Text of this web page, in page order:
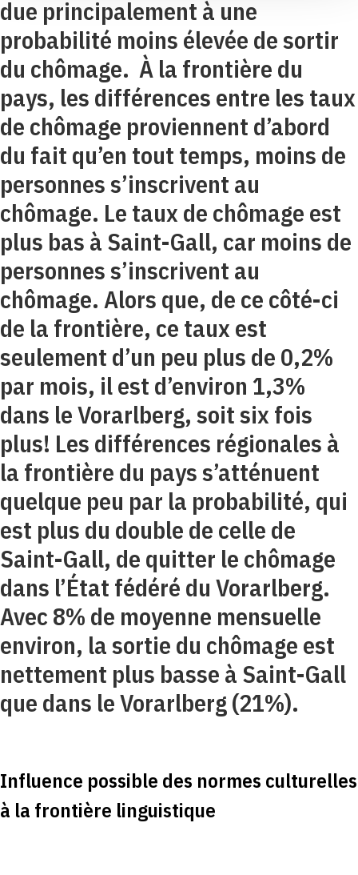
due principalement à une
probabilité moins élevée de sortir
du chômage. À la frontière du
pays, les différences entre les taux
de chômage proviennent d’abord
du fait qu’en tout temps, moins de
personnes s’inscrivent au
chômage. Le taux de chômage est
plus bas à Saint-Gall, car moins de
personnes s’inscrivent au
chômage. Alors que, de ce côté-ci
de la frontière, ce taux est
seulement d’un peu plus de 0,2%
par mois, il est d’environ 1,3%
dans le Vorarlberg, soit six fois
plus! Les différences régionales à
la frontière du pays s’atténuent
quelque peu par la probabilité, qui
est plus du double de celle de
Saint-Gall, de quitter le chômage
dans l’État fédéré du Vorarlberg.
Avec 8% de moyenne mensuelle
environ, la sortie du chômage est
nettement plus basse à Saint-Gall
que dans le Vorarlberg (21%).
Influence possible des normes culturelles
à la frontière linguistique